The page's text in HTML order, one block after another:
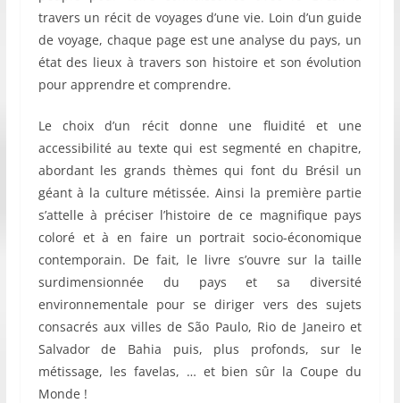
travers un récit de voyages d’une vie. Loin d’un guide
de voyage, chaque page est une analyse du pays, un
état des lieux à travers son histoire et son évolution
pour apprendre et comprendre.
Le choix d’un récit donne une fluidité et une
accessibilité au texte qui est segmenté en chapitre,
abordant les grands thèmes qui font du Brésil un
géant à la culture métissée. Ainsi la première partie
s’attelle à préciser l’histoire de ce magnifique pays
coloré et à en faire un portrait socio-économique
contemporain. De fait, le livre s’ouvre sur la taille
surdimensionnée du pays et sa diversité
environnementale pour se diriger vers des sujets
consacrés aux villes de São Paulo, Rio de Janeiro et
Salvador de Bahia puis, plus profonds, sur le
métissage, les favelas, … et bien sûr la Coupe du
Monde !